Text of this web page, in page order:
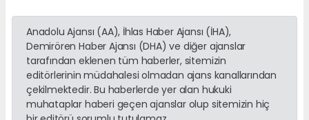
Anadolu Ajansı (AA), İhlas Haber Ajansı (İHA),
Demirören Haber Ajansı (DHA) ve diğer ajanslar
tarafından eklenen tüm haberler, sitemizin
editörlerinin müdahalesi olmadan ajans kanallarından
çekilmektedir. Bu haberlerde yer alan hukuki
muhataplar haberi geçen ajanslar olup sitemizin hiç